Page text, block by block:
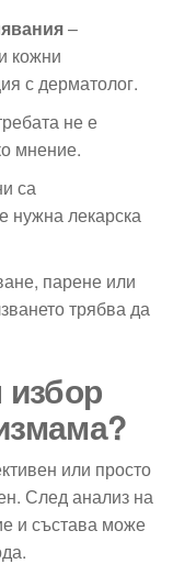
–
кожни
с дерматолог.
не е
мнение.
са
нужна лекарска
парене или
трябва да
или просто
След анализ на
и състава може